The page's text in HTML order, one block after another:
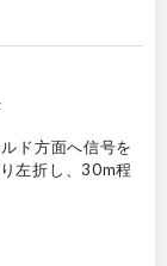
ド方面へ信号を
左折し、30m程